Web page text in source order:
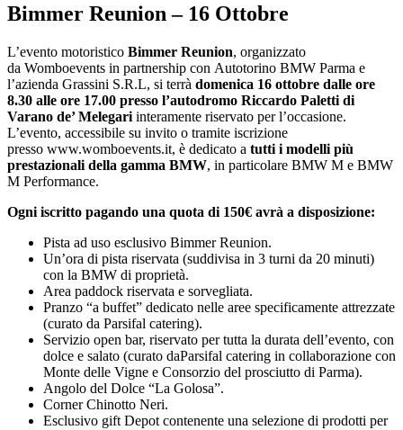
Bimmer Reunion – 16 Ottobre
L’evento motoristico Bimmer Reunion, organizzato
da Womboevents in partnership con Autotorino BMW Parma e
l’azienda Grassini S.R.L, si terrà domenica 16 ottobre dalle ore
8.30 alle ore 17.00 presso l’autodromo Riccardo Paletti di
Varano de’ Melegari interamente riservato per l’occasione.
L’evento, accessibile su invito o tramite iscrizione
presso www.womboevents.it, è dedicato a tutti i modelli più
prestazionali della gamma BMW, in particolare BMW M e BMW
M Performance.
Ogni iscritto pagando una quota di 150€ avrà a disposizione:
Pista ad uso esclusivo Bimmer Reunion.
Un’ora di pista riservata (suddivisa in 3 turni da 20 minuti)
con la BMW di proprietà.
Area paddock riservata e sorvegliata.
Pranzo “a buffet” dedicato nelle aree specificamente attrezzate
(curato da Parsifal catering).
Servizio open bar, riservato per tutta la durata dell’evento, con
dolce e salato (curato daParsifal catering in collaborazione con
Monte delle Vigne e Consorzio del prosciutto di Parma).
Angolo del Dolce “La Golosa”.
Corner Chinotto Neri.
Esclusivo gift Depot contenente una selezione di prodotti per